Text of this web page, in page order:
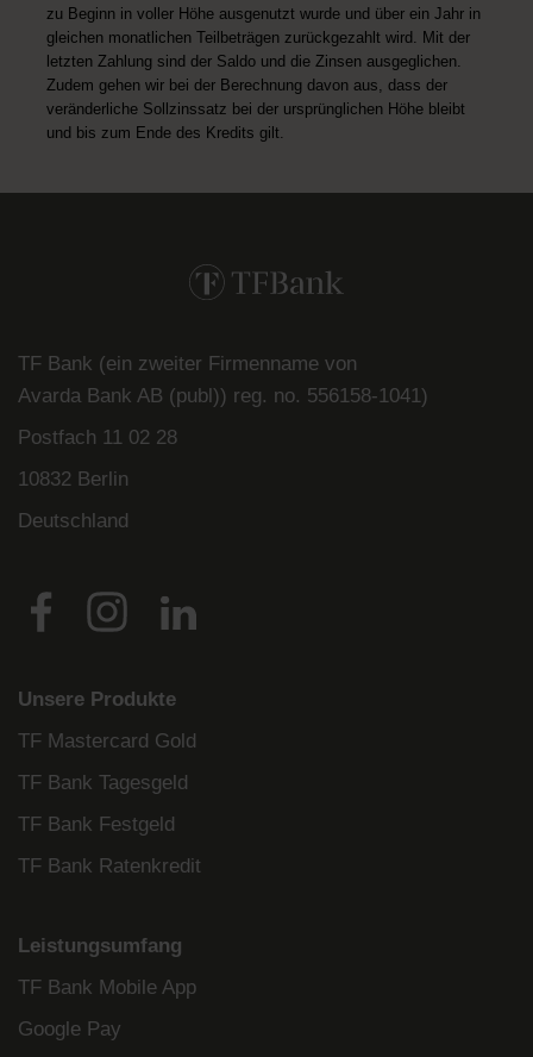
zu Beginn in voller Höhe ausgenutzt wurde und über ein Jahr in
gleichen monatlichen Teilbeträgen zurückgezahlt wird. Mit der
letzten Zahlung sind der Saldo und die Zinsen ausgeglichen.
Zudem gehen wir bei der Berechnung davon aus, dass der
veränderliche Sollzinssatz bei der ursprünglichen Höhe bleibt
und bis zum Ende des Kredits gilt.
TF Bank (ein zweiter Firmenname von
Avarda Bank AB (publ)) reg. no. 556158-1041)
Postfach 11 02 28
10832 Berlin
Deutschland
Unsere Produkte
TF Mastercard Gold
TF Bank Tagesgeld
TF Bank Festgeld
TF Bank Ratenkredit
Leistungsumfang
TF Bank Mobile App
Google Pay